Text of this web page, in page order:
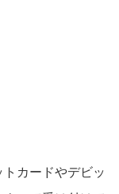
カードやデビッ